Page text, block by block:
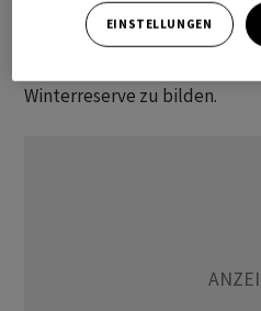
Urne gutgeheissene Gesetz
Stromversorgung mit
Winterreserve zu bilden.
EINSTELLUNGEN